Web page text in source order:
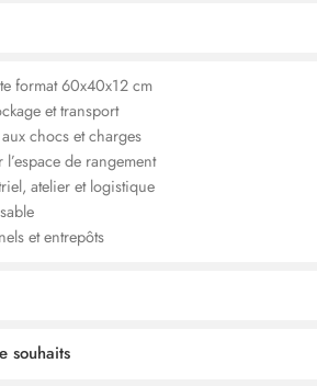
format 60x40x12 cm
et transport
chocs et charges
de rangement
atelier et logistique
et entrepôts
souhaits